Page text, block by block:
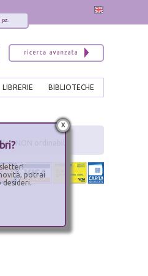
pz.
BIBLIOTECHE
LIBRERIE
- NON ordinabile
x
potrai
desideri.